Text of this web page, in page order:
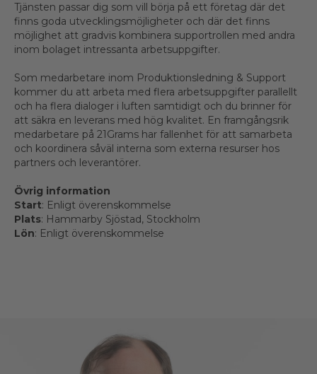
Tjänsten passar dig som vill börja på ett företag där det
finns goda utvecklingsmöjligheter och där det finns
möjlighet att gradvis kombinera supportrollen med andra
inom bolaget intressanta arbetsuppgifter.
Som medarbetare inom Produktionsledning & Support
kommer du att arbeta med flera arbetsuppgifter parallellt
och ha flera dialoger i luften samtidigt och du brinner för
att säkra en leverans med hög kvalitet. En framgångsrik
medarbetare på 21Grams har fallenhet för att samarbeta
och koordinera såväl interna som externa resurser hos
partners och leverantörer.
Övrig information
Start: Enligt överenskommelse
Plats: Hammarby Sjöstad, Stockholm
Lön: Enligt överenskommelse